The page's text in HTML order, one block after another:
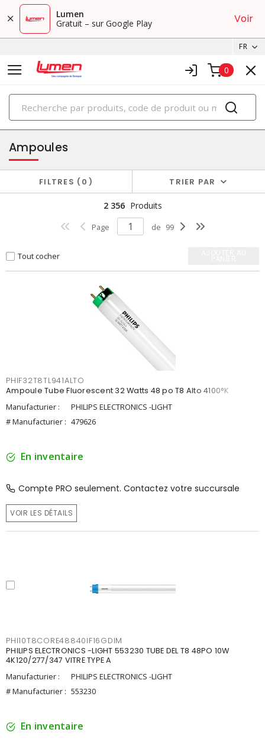
Lumen
Gratuit – sur Google Play
Voir
FR
0
PRODUITS
éclairage
Ampoules
FILTRES 0 TRIER PAR
2 356 Produits
Page de 99
Tout cocher
PHIF32T8TL941ALTO
Ampoule Tube Fluorescent 32 Watts 48 po T8 Alto 4100°K
Manufacturier :
PHILIPS ELECTRONICS -LIGHT
# Manufacturier : 479626
En inventaire
Compte PRO seulement. Contactez votre succursale
VOIR LES DÉTAILS
PHI10T8CORE48840IF16GDIM
PHILIPS ELECTRONICS -LIGHT 553230 TUBE DEL T8 48PO 10W
4K120/277/347 VITRE TYPE A
Manufacturier :
PHILIPS ELECTRONICS -LIGHT
# Manufacturier : 553230
En inventaire